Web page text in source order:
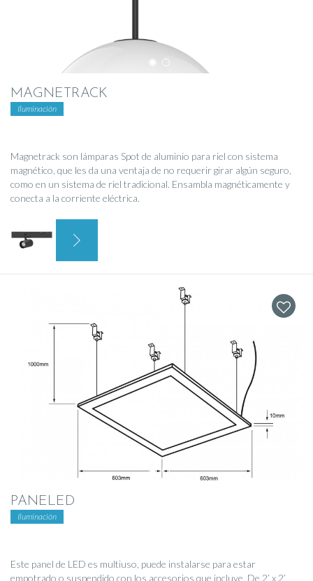
MAGNETRACK
Iluminación
Magnetrack son lámparas Spot de aluminio para riel con sistema
magnético, que les da una ventaja de no requerir girar algún seguro,
como en un sistema de riel tradicional. Ensambla magnéticamente y
conecta a la corriente eléctrica.
PANELED
Iluminación
Este panel de LED es multiuso, puede instalarse para estar
empotrado o suspendido con los accesorios que incluye. De 2’ x 2’